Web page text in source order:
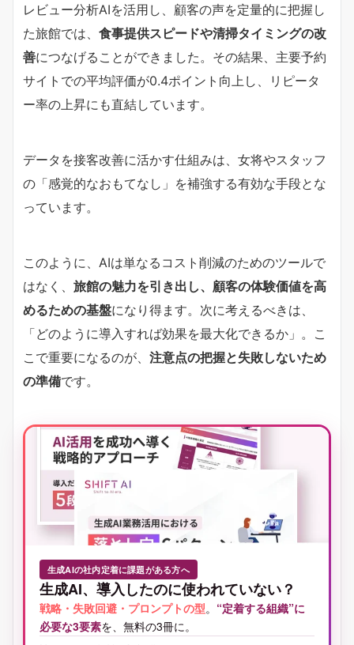
レビュー分析AIを活用し、顧客の声を定量的に把握し
た旅館では、 食事提供スピードや清掃タイミングの改
善につなげることができました。その結果、主要予約
サイトでの平均評価が0.4ポイント向上し、リピータ
ー率の上昇にも直結しています。
データを接客改善に活かす仕組みは、女将やスタッフ
の「感覚的なおもてなし」を補強する有効な手段とな
っています。
このように、AIは単なるコスト削減のためのツールで
はなく、 旅館の魅力を引き出し、顧客の体験価値を高
めるための基盤になり得ます。次に考えるべきは、
「どのように導入すれば効果を最大化できるか」。こ
こで重要になるのが、 注意点の把握と失敗しないため
の準備です。
生成AIの社内定着に課題がある方へ
生成AI、導入したのに使われていない？
戦略・失敗回避・プロンプトの型。 “定着する組織”に
必要な3要素を、無料の3冊に。